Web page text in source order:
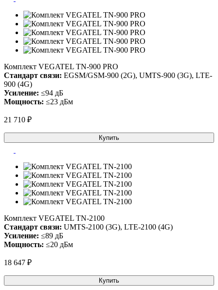
Комплект VEGATEL TN-900 PRO
Стандарт связи: EGSM/GSM-900 (2G), UMTS-900 (3G), LTE-
900 (4G)
Усиление: ≤94 дБ
Мощность: ≤23 дБм
21 710 ₽
Купить
Комплект VEGATEL TN-2100
Стандарт связи: UMTS-2100 (3G), LTE-2100 (4G)
Усиление: ≤89 дБ
Мощность: ≤20 дБм
18 647 ₽
Купить